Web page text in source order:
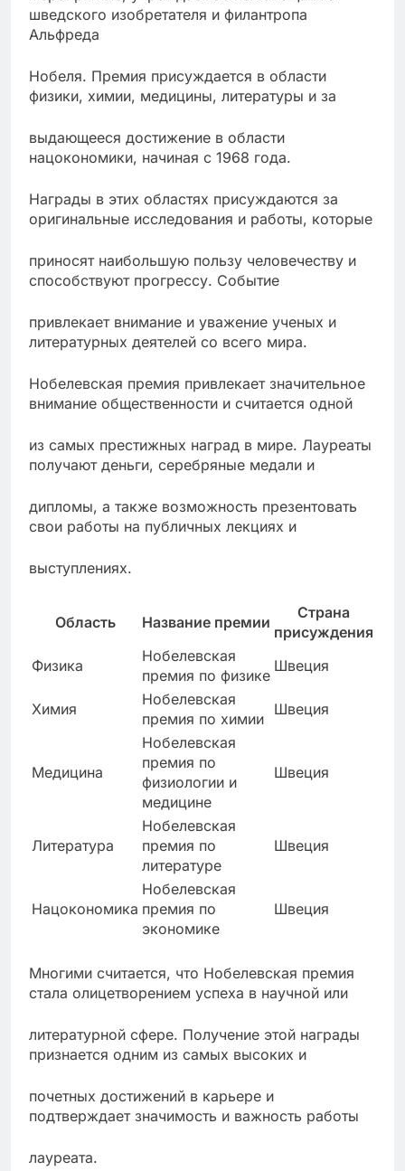
шведского изобретателя и филантропа
Альфреда
Нобеля. Премия присуждается в области
физики, химии, медицины, литературы и за
выдающееся достижение в области
нацокономики, начиная с 1968 года.
Награды в этих областях присуждаются за
оригинальные исследования и работы, которые
приносят наибольшую пользу человечеству и
способствуют прогрессу. Событие
привлекает внимание и уважение ученых и
литературных деятелей со всего мира.
Нобелевская премия привлекает значительное
внимание общественности и считается одной
из самых престижных наград в мире. Лауреаты
получают деньги, серебряные медали и
дипломы, а также возможность презентовать
свои работы на публичных лекциях и
выступлениях.
Область Название премии
Страна
присуждения
Физика
Нобелевская
премия по физике
Швеция
Химия
Нобелевская
премия по химии
Швеция
Медицина
Нобелевская
премия по
физиологии и
медицине
Швеция
Литература
Нобелевская
премия по
литературе
Швеция
Нацокономика
Нобелевская
премия по
экономике
Швеция
Многими считается, что Нобелевская премия
стала олицетворением успеха в научной или
литературной сфере. Получение этой награды
признается одним из самых высоких и
почетных достижений в карьере и
подтверждает значимость и важность работы
лауреата.